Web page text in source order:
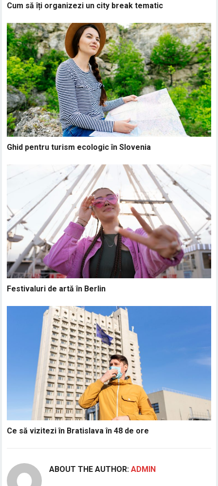
Cum să îți organizezi un city break tematic
Ghid pentru turism ecologic în Slovenia
Festivaluri de artă în Berlin
Ce să vizitezi în Bratislava în 48 de ore
ABOUT THE AUTHOR:ADMIN